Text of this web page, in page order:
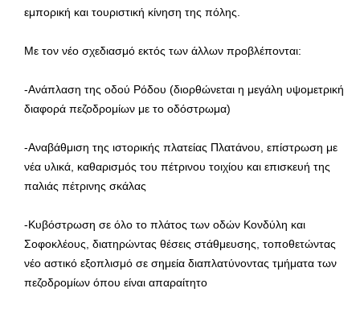
εμπορική και τουριστική κίνηση της πόλης.
Με τον νέο σχεδιασμό εκτός των άλλων προβλέπονται:
-Ανάπλαση της οδού Ρόδου (διορθώνεται η μεγάλη υψομετρική
διαφορά πεζοδρομίων με το οδόστρωμα)
-Αναβάθμιση της ιστορικής πλατείας Πλατάνου, επίστρωση με
νέα υλικά, καθαρισμός του πέτρινου τοιχίου και επισκευή της
παλιάς πέτρινης σκάλας
-Κυβόστρωση σε όλο το πλάτος των οδών Κονδύλη και
Σοφοκλέους, διατηρώντας θέσεις στάθμευσης, τοποθετώντας
νέο αστικό εξοπλισμό σε σημεία διαπλατύνοντας τμήματα των
πεζοδρομίων όπου είναι απαραίτητο